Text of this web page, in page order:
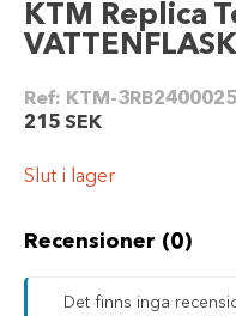
KTM Replica
Ref: KTM-
215 SEK
Slut i lager
Recensioner (0)
Det finns inga